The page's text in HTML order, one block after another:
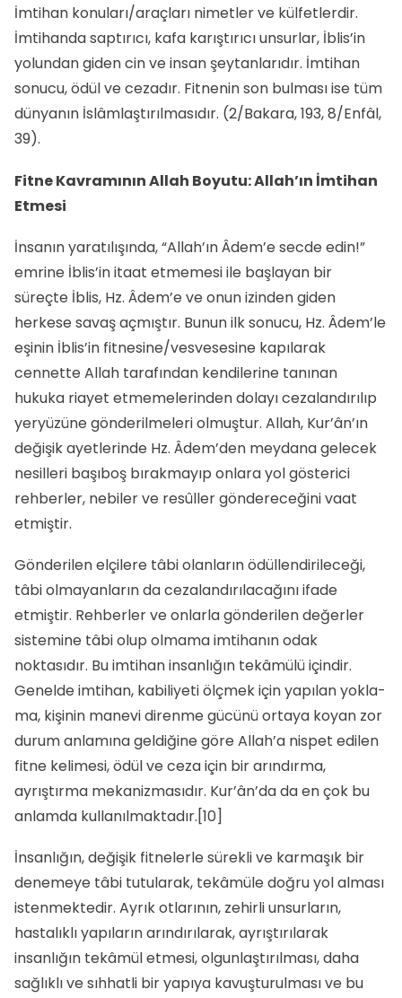
İmtihan konuları/araçları nimetler ve külfetlerdir.
İmtihanda saptırıcı, kafa karıştırıcı unsurlar, İblis’in
yolundan giden cin ve insan şeytanlarıdır. İmtihan
sonucu, ödül ve cezadır. Fitnenin son bulması ise tüm
dünyanın İslâmlaştırılmasıdır. (2/Bakara, 193, 8/Enfâl,
39).
Fitne Kavramının Allah Boyutu: Allah’ın İmtihan
Etmesi
İnsanın yaratılışında, “Allah’ın Âdem’e secde edin!”
emrine İblis’in itaat etmemesi ile başlayan bir
süreçte İblis, Hz. Âdem’e ve onun izinden giden
herkese savaş açmıştır. Bunun ilk sonucu, Hz. Âdem’le
eşinin İblis’in fitnesine/vesvesesine kapılarak
cennette Allah tarafından kendilerine tanınan
hukuka riayet etmemelerinden dolayı cezalandırılıp
yeryüzüne gönderilmeleri olmuştur. Allah, Kur’ân’ın
değişik ayetlerinde Hz. Âdem’den meydana gelecek
nesilleri başıboş bırakmayıp onlara yol gösterici
rehberler, nebiler ve resûller göndereceğini vaat
etmiştir.
Gönderilen elçilere tâbi olanların ödüllendirileceği,
tâbi olmayanların da cezalandırılacağını ifade
etmiştir. Rehberler ve onlarla gönderilen değerler
sistemine tâbi olup olmama imtihanın odak
noktasıdır. Bu imtihan insanlığın tekâmülü içindir.
Genelde imtihan, kabiliyeti ölçmek için yapılan yokla­
ma, kişinin manevi direnme gücünü ortaya koyan zor
durum anlamına geldiğine göre Allah’a nispet edilen
fitne kelimesi, ödül ve ceza için bir arındırma,
ayrıştırma mekanizmasıdır. Kur’ân’da da en çok bu
an­lamda kullanılmaktadır.[10]
İnsanlığın, değişik fitnelerle sürekli ve karmaşık bir
denemeye tâbi tutularak, tekâmüle doğru yol alması
istenmektedir. Ayrık otlarının, zehirli unsurların,
hastalıklı yapıların arındırılarak, ayrıştırılarak
insanlığın tekâmül etmesi, olgunlaştırılması, daha
sağlıklı ve sıhhatli bir yapıya kavuşturulması ve bu